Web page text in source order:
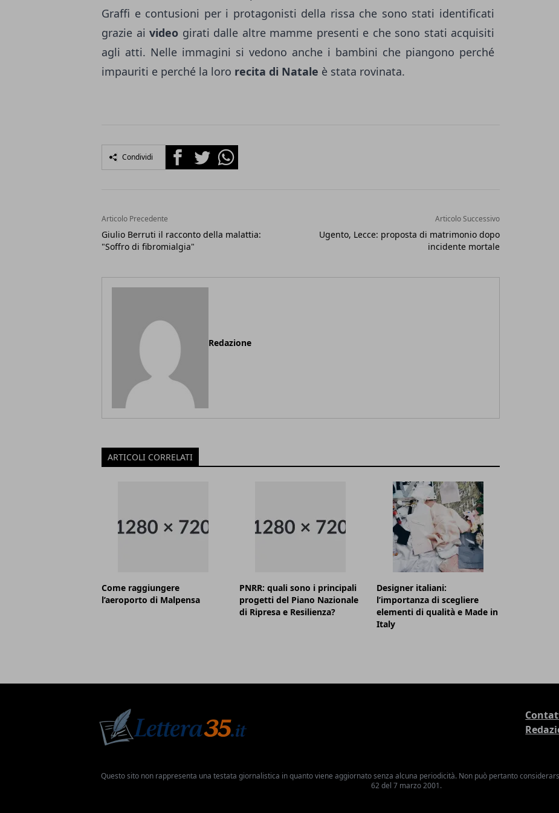
Graffi e contusioni per i protagonisti della rissa che sono stati identificati
grazie ai video girati dalle altre mamme presenti e che sono stati acquisiti
agli atti. Nelle immagini si vedono anche i bambini che piangono perché
impauriti e perché la loro recita di Natale è stata rovinata.
Condividi FacebookTwitterWhatsapp
Articolo Precedente
Giulio Berruti il racconto della malattia:
"Soffro di fibromialgia"
Articolo Successivo
Ugento, Lecce: proposta di matrimonio dopo
incidente mortale
Redazione
ARTICOLI CORRELATI
Come raggiungere
l’aeroporto di Malpensa
PNRR: quali sono i principali
progetti del Piano Nazionale
di Ripresa e Resilienza?
Designer italiani:
l’importanza di scegliere
elementi di qualità e Made in
Italy
Questo sito non rappresenta una testata giornalistica in quanto viene aggiornato senza alcuna periodicità. Non può pertanto
62 del 7 marzo 2001.